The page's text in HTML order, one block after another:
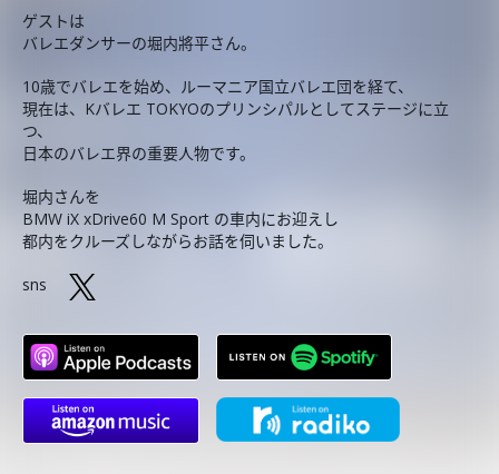
ゲストは
バレエダンサーの堀内將平さん。
10歳でバレエを始め、ルーマニア国立バレエ団を経て、
現在は、Kバレエ TOKYOのプリンシパルとしてステージに立
つ、
日本のバレエ界の重要人物です。
堀内さんを
BMW iX xDrive60 M Sport の車内にお迎えし
都内をクルーズしながらお話を伺いました。
sns